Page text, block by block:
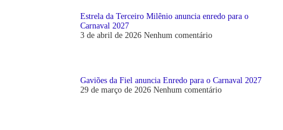
Estrela da Terceiro Milênio anuncia enredo para o
Carnaval 2027
3 de abril de 2026 Nenhum comentário
Gaviões da Fiel anuncia Enredo para o Carnaval 2027
29 de março de 2026 Nenhum comentário